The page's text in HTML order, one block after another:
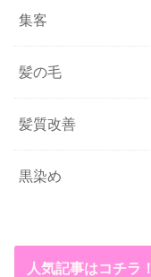
集客
髪の毛
髪質改善
黒染め
人気記事はコチラ！